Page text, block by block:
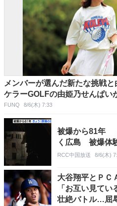
メンバーが選んだ新たな挑戦
ケラーGOLFの由姫乃せんぱい
FUNQ 8/6(木) 7:33
被爆から81年
く広島 被爆体
RCC中国放送 8/6(木)
大谷翔平とＰ
「お互い見て
壮絶バトル…屈